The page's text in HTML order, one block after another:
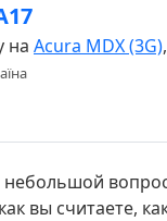
на Acura MDX (3G),
небольшой
вы считаете,